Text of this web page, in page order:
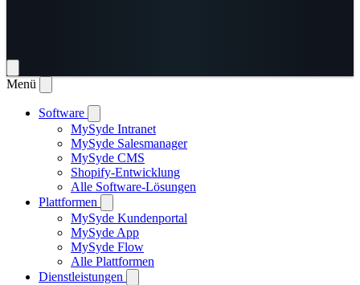
Menü
Software
MySyde Intranet
MySyde Salesmanager
MySyde CMS
Shopify-Entwicklung
Alle Software-Lösungen
Plattformen
MySyde Kundenportal
MySyde App
MySyde Flow
Alle Plattformen
Dienstleistungen